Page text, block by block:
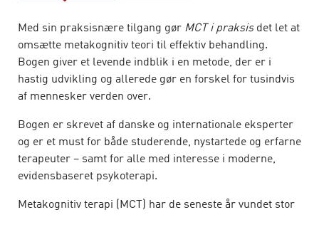
Med sin praksisnære tilgang gør MCT i praksisdet let at
omsætte metakognitiv teori til effektiv behandling.
Bogen giver et levende indblik i en metode, der er i
hastig udvikling og allerede gør en forskel for tusindvis
af mennesker verden over.
Bogen er skrevet af danske og internationale eksperter
og er et must for både studerende, nystartede og erfarne
terapeuter – samt for alle med interesse i moderne,
evidensbaseret psykoterapi.
Metakognitiv terapi (MCT) har de seneste år vundet stor